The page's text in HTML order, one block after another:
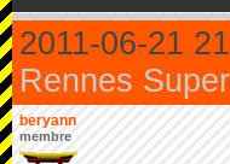
2011-06-21
Rennes
beryann
membre